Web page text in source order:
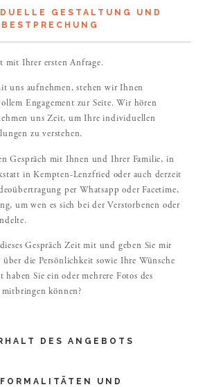
GESTALTUNG UND
BESTPRECHUNG
DES ANGEBOTS
UND
mit Ihrer ersten Anfrage.
uns aufnehmen, stehen wir Ihnen
Engagement zur Seite. Wir hören
uns Zeit, um Ihre individuellen
zu verstehen.
Gespräch mit Ihnen und Ihrer Familie, in
in Kempten-Lenzfried oder auch derzeit
per Whatsapp oder Facetime,
um wen es sich bei der Verstorbenen oder
Gespräch Zeit mit und geben Sie mir
die Persönlichkeit sowie Ihre Wünsche
Sie ein oder mehrere Fotos des
mitbringen können?